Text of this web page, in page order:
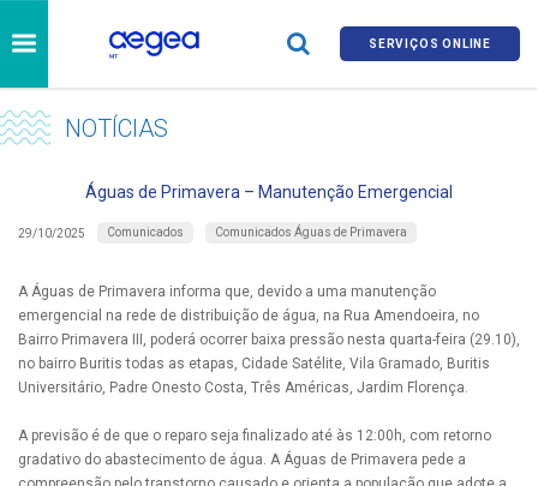
SERVIÇOS ONLINE
NOTÍCIAS
Águas de Primavera – Manutenção Emergencial
29/10/2025 Comunicados Comunicados Águas de Primavera
A Águas de Primavera informa que, devido a uma manutenção
emergencial na rede de distribuição de água, na Rua Amendoeira, no
Bairro Primavera III, poderá ocorrer baixa pressão nesta quarta-feira (29.10),
no bairro Buritis todas as etapas, Cidade Satélite, Vila Gramado, Buritis
Universitário, Padre Onesto Costa, Três Américas, Jardim Florença.
A previsão é de que o reparo seja finalizado até às 12:00h, com retorno
gradativo do abastecimento de água. A Águas de Primavera pede a